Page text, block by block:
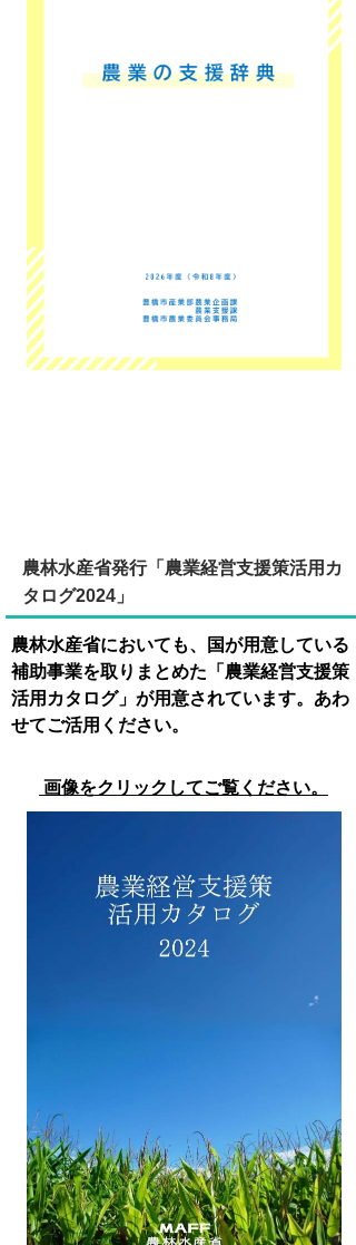
農林水産省発行「農業経営支援策活用カ
タログ2024」
農林水産省においても、国が用意している
補助事業を取りまとめた「農業経営支援策
活用カタログ」が用意されています。あわ
せてご活用ください。
画像をクリックしてご覧ください。